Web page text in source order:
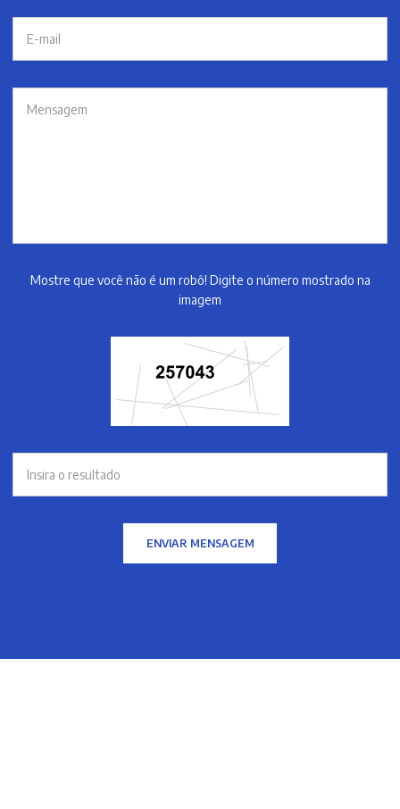
Mostre que você não é um robô! Digite o número mostrado na
imagem
ENVIAR MENSAGEM